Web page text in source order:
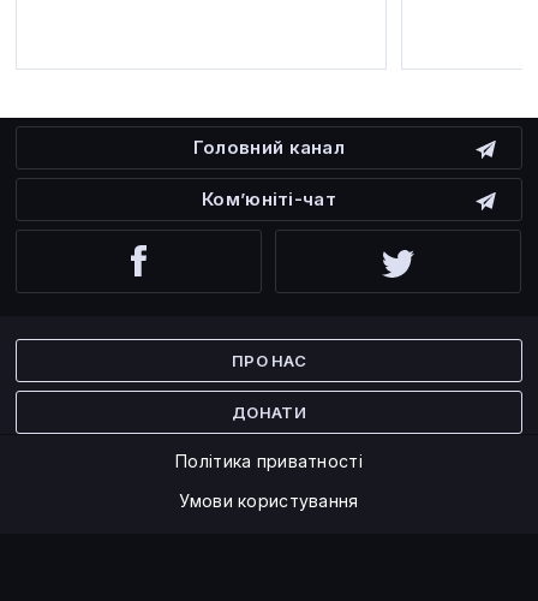
Головний канал
Ком’юніті-чат
ПРО НАС
ДОНАТИ
Політика приватності
Умови користування